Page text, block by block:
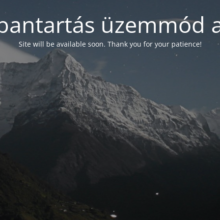
üzemmód
Site will be available soon. Thank you for your patience!